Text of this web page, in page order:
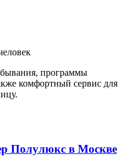
программы
комфортный сервис для
Полулюкс в Москве